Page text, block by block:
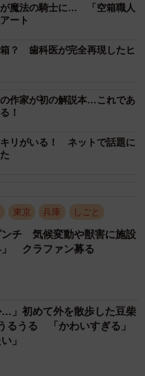
、緑、紫、黄の５色に分
んだ作品。太ももあたり
しわまで、人体の肉感を
や」は特撮物のロボット
イドル風に、その「顔」
戦闘機、「リッツ」は翼
なく、スコッチ・ウイス
の箱からは、欧州の甲冑
の騎士が光沢を帯びて生
が魔法の騎士に… 「空箱職人
ート
？ 歯科医が完全再現したヒ
作家が初の解説本…これであ
！
キリがいる！ ネットで話題に
東京 兵庫 しごと
ンチ 気候変動や獣害に施設
」 クラファン募る
…」初めて外を散歩した豆柴
るうる 「かわいすぎる」
」